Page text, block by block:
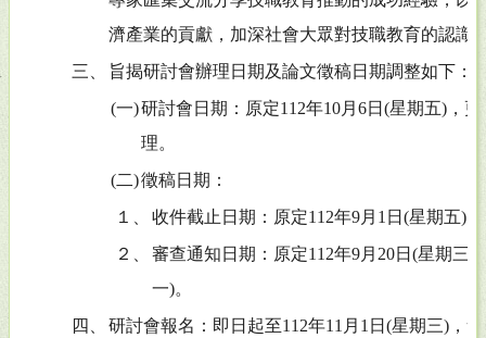
濟產業的貢獻，加深社會大眾對技職教育的認識
三、
旨揭研討會辦理日期及論文徵稿日期調整如下：
(一)研討會日期：原定112年10月6日(星期五)，
理。
(二)徵稿日期：
１、
收件截止日期：原定112年9月1日(星期五)
２、
審查通知日期：原定112年9月20日(星期三)
一)。
四、
研討會報名：即日起至112年11月1日(星期三)，